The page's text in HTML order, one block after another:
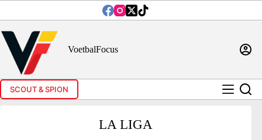
inhoud
VoetbalFocus
SCOUT & SPION
LA LIGA